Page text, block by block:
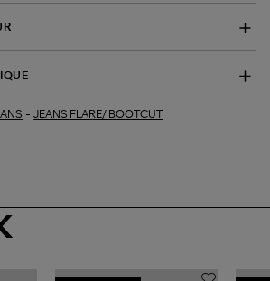
-JEANS FLARE/ BOOTCUT